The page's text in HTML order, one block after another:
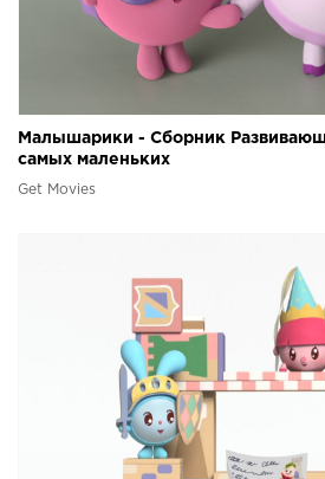
Малышарики - Сборник
самых маленьких
Get Movies